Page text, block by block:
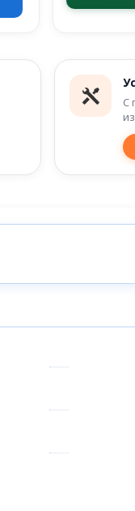
С